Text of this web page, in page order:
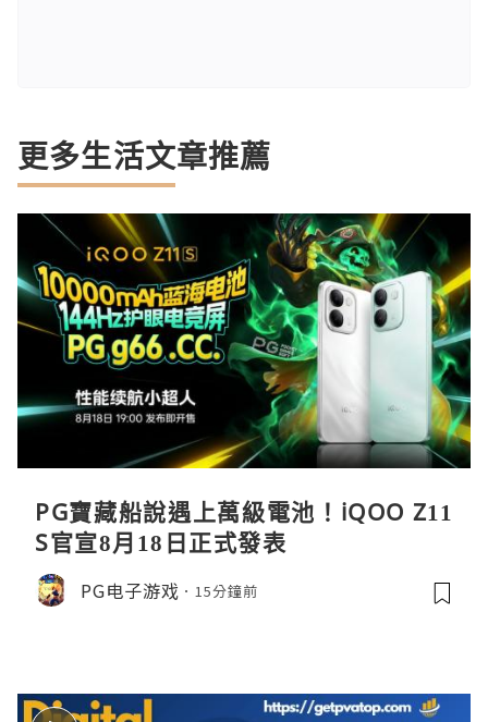
更多生活文章推薦
PG寶藏船說遇上萬級電池！iQOO Z11
S官宣8月18日正式發表
PG电子游戏 15分鐘前